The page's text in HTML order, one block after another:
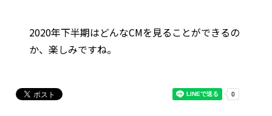
2020年下半期はどんなCMを見ることができるの
か、楽しみですね。